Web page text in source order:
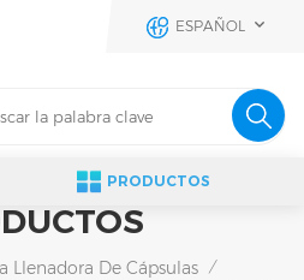
ESPAÑOL
PRODUCTOS
Llenadora De Cápsulas /